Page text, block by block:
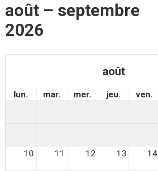
août – septembre
2026
août
lun. mar. mer. jeu. ven.
10 11 12 13 14